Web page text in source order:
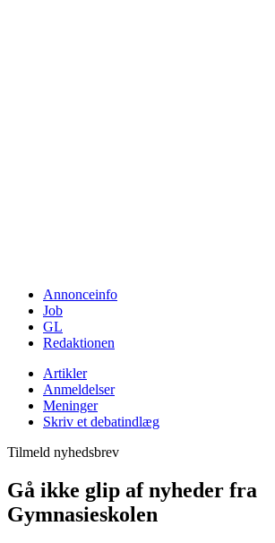
Annonceinfo
Job
GL
Redaktionen
Artikler
Anmeldelser
Meninger
Skriv et debatindlæg
Tilmeld nyhedsbrev
Gå ikke glip af nyheder fra
Gymnasieskolen